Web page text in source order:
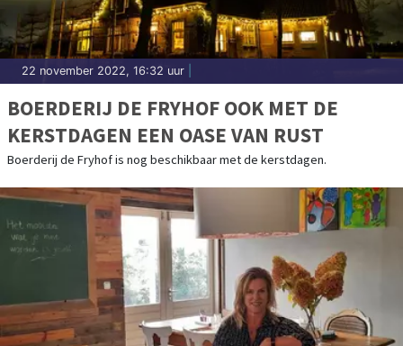
22 november 2022, 16:32 uur
BOERDERIJ DE FRYHOF OOK MET DE
KERSTDAGEN EEN OASE VAN RUST
Boerderij de Fryhof is nog beschikbaar met de kerstdagen.